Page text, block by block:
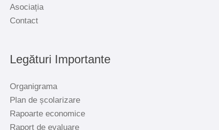
Asociația
Contact
Legături Importante
Organigrama
Plan de școlarizare
Rapoarte economice
Raport de evaluare